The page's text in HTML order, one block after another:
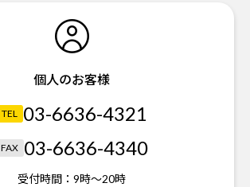
個人のお客様
TEL 03-6636-4321
FAX 03-6636-4340
受付時間： 9時～20時